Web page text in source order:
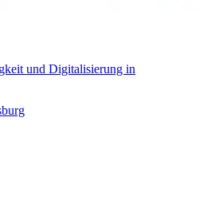
und Digitalisierung in